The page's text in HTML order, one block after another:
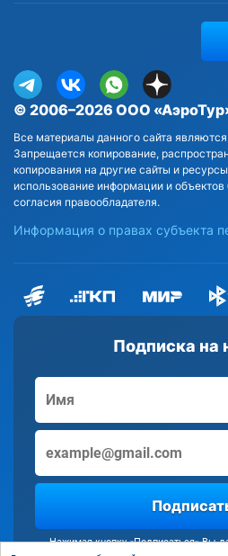
Подписка на
Нажимая кнопку «Подписаться» Вы
© 2006–2026 ООО
Все материалы данного сайта
Запрещается копирование,
копирования на другие сайты и
использование информации и объектов
согласия правообладателя.
Информация о правах субъекта